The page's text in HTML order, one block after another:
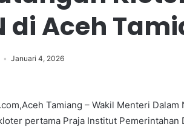
di Aceh
Januari 4, 2026
Tamiang – Wakil Menteri
pertama Praja Institut Pemerintahan